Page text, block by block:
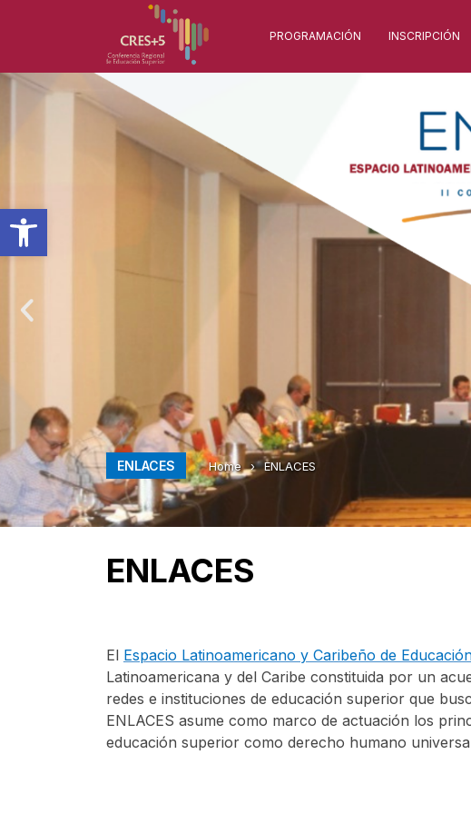
Abrir barra de herramientas
PROGRAMACIÓN INSCRIPCIÓN
ENLACES Home › ENLACES
ENLACES
El Espacio Latinoamericano y Caribeño de
Latinoamericana y del Caribe constituida por un
redes e instituciones de educación superior que
ENLACES asume como marco de actuación los
educación superior como derecho humano